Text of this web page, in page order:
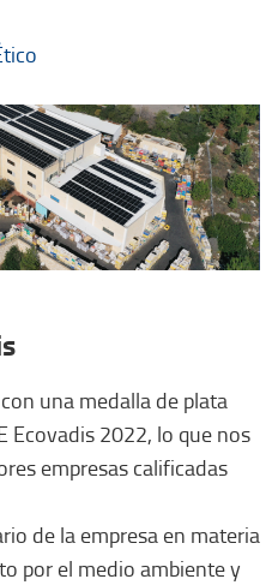
una medalla de plata
Ecovadis 2022, lo que nos
empresas calificadas
de la empresa en materia
por el medio ambiente y